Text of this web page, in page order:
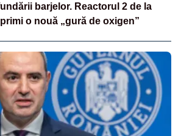
barjelor. Reactorul 2 de la
o nouă „gură de oxigen”